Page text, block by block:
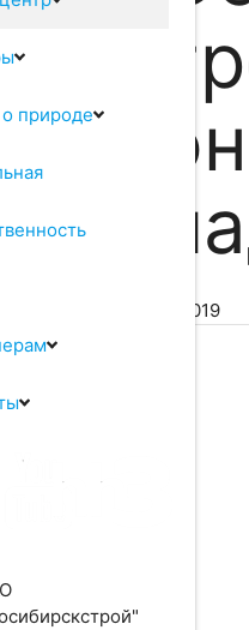
природе
10.10.2019